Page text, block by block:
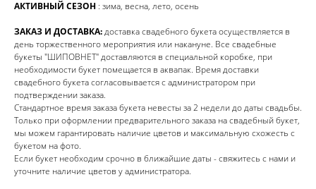
АКТИВНЫЙ СЕЗОН : зима, весна, лето, осень
ЗАКАЗ И ДОСТАВКА:доставка свадебного букета осуществляется в
день торжественного мероприятия или накануне. Все свадебные
букеты "ШИПОВНЕТ" доставляются в специальной коробке, при
необходимости букет помещается в аквапак. Время доставки
свадебного букета согласовывается с администратором при
подтверждении заказа.
Стандартное время заказа букета невесты за 2 недели до даты свадьбы.
Только при оформлении предварительного заказа на свадебный букет,
мы можем гарантировать наличие цветов и максимальную схожесть с
букетом на фото.
Если букет необходим срочно в ближайшие даты - свяжитесь с нами и
уточните наличие цветов у администратора.